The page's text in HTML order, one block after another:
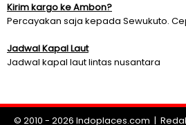
Kirim kargo ke Ambon?
Percayakan saja kepada Sewukuto.
Jadwal Kapal Laut
Jadwal kapal laut lintas nusantara
© 2010 - 2026 Indoplaces.com |